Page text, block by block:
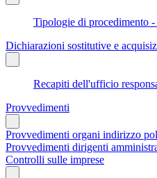
Tipologie di procedimento
Dichiarazioni sostitutive e
Recapiti dell'ufficio
Provvedimenti
Provvedimenti organi indirizzo
Provvedimenti dirigenti
Controlli sulle imprese